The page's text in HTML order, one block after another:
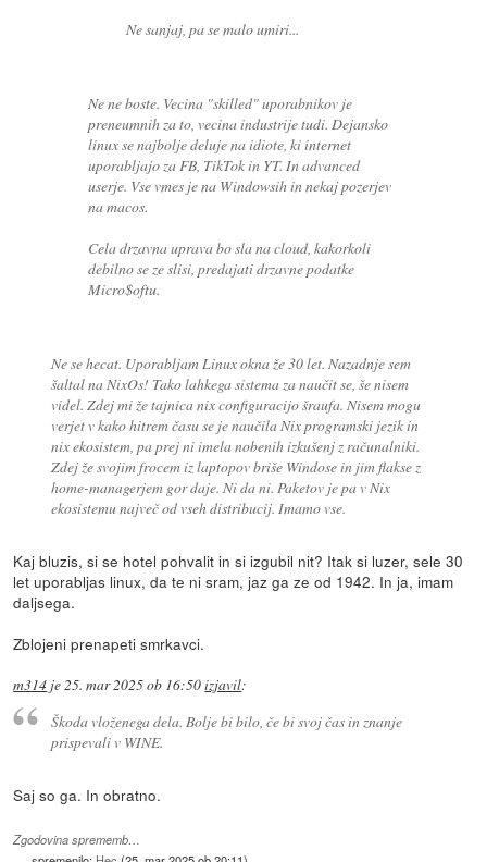
Ne sanjaj, pa se malo umiri...
Ne ne boste. Vecina "skilled" uporabnikov je
preneumnih za to, vecina industrije tudi. Dejansko
linux se najbolje deluje na idiote, ki internet
uporabljajo za FB, TikTok in YT. In advanced
userje. Vse vmes je na Windowsih in nekaj pozerjev
na macos.
Cela drzavna uprava bo sla na cloud, kakorkoli
debilno se ze slisi, predajati drzavne podatke
Micro$oftu.
Ne se hecat. Uporabljam Linux okna že 30 let. Nazadnje sem
šaltal na NixOs! Tako lahkega sistema za naučit se, še nisem
videl. Zdej mi že tajnica nix configuracijo šraufa. Nisem mogu
verjet v kako hitrem času se je naučila Nix programski jezik in
nix ekosistem, pa prej ni imela nobenih izkušenj z računalniki.
Zdej že svojim frocem iz laptopov briše Windose in jim flakse z
home-managerjem gor daje. Ni da ni. Paketov je pa v Nix
ekosistemu največ od vseh distribucij. Imamo vse.
Kaj bluzis, si se hotel pohvalit in si izgubil nit? Itak si luzer, sele 30
let uporabljas linux, da te ni sram, jaz ga ze od 1942. In ja, imam
daljsega.
Zblojeni prenapeti smrkavci.
m314 je25. mar 2025 ob 16:50izjavil:
Škoda vloženega dela. Bolje bi bilo, če bi svoj čas in znanje
prispevali v WINE.
Saj so ga. In obratno.
Zgodovina sprememb…